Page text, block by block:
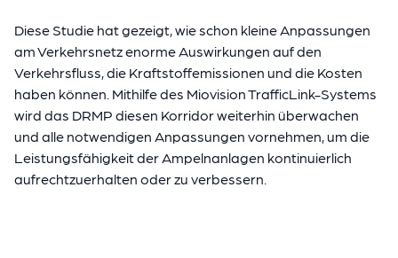
Diese Studie hat gezeigt, wie schon kleine Anpassungen
am Verkehrsnetz enorme Auswirkungen auf den
Verkehrsfluss, die Kraftstoffemissionen und die Kosten
haben können. Mithilfe des Miovision TrafficLink-Systems
wird das DRMP diesen Korridor weiterhin überwachen
und alle notwendigen Anpassungen vornehmen, um die
Leistungsfähigkeit der Ampelnanlagen kontinuierlich
aufrechtzuerhalten oder zu verbessern.